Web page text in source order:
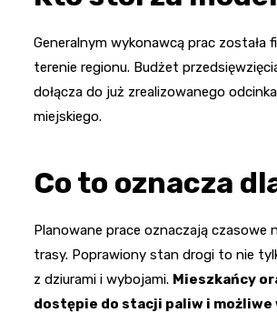
Generalnym wykonawcą prac
terenie regionu. Budżet
dołącza do już zrealizowanego
miejskiego.
Co to oznacza
Planowane prace oznaczają
trasy. Poprawiony stan drogi to nie
z dziurami i wybojami. Mieszkańcy
dostępie do stacji paliw i